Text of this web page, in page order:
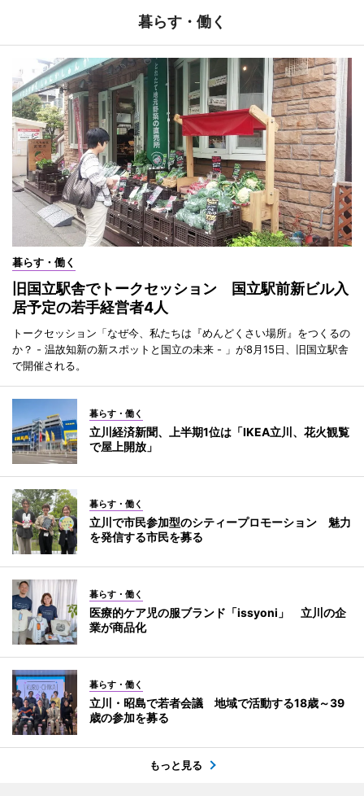
暮らす・働く
暮らす・働く
旧国立駅舎でトークセッション 国立駅前新ビル入
居予定の若手経営者4人
トークセッション「なぜ今、私たちは『めんどくさい場所』をつくるの
か？ - 温故知新の新スポットと国立の未来 - 」が8月15日、旧国立駅舎
で開催される。
暮らす・働く
立川経済新聞、上半期1位は「IKEA立川、花火観覧
で屋上開放」
暮らす・働く
立川で市民参加型のシティープロモーション 魅力
を発信する市民を募る
暮らす・働く
医療的ケア児の服ブランド「issyoni」 立川の企
業が商品化
暮らす・働く
立川・昭島で若者会議 地域で活動する18歳～39
歳の参加を募る
もっと見る